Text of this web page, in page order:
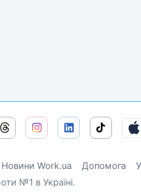
Новини Work.ua Допомога
№1 в Україні.